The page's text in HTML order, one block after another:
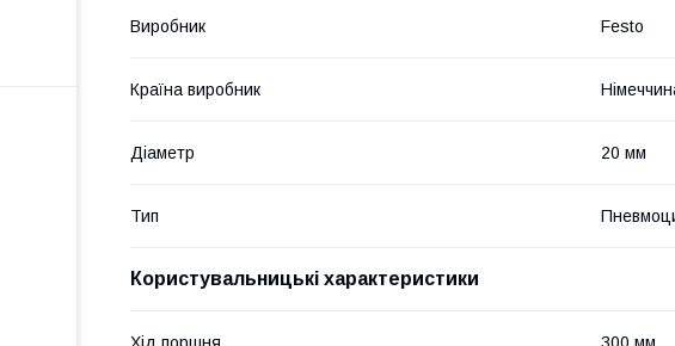
Виробник Festo
Країна виробник
Діаметр 20 мм
Тип
Користувальницькі характеристики